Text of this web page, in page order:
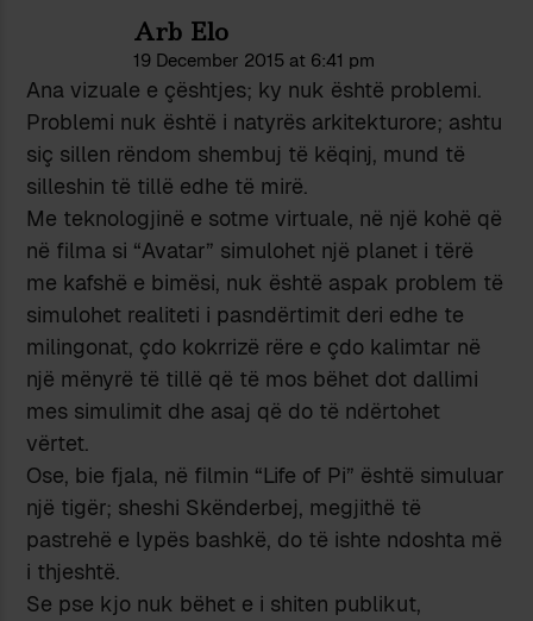
Arb Elo
19 December 2015 at 6:41 pm
Ana vizuale e çështjes; ky nuk është problemi.
Problemi nuk është i natyrës arkitekturore; ashtu
siç sillen rëndom shembuj të këqinj, mund të
silleshin të tillë edhe të mirë.
Me teknologjinë e sotme virtuale, në një kohë që
në filma si “Avatar” simulohet një planet i tërë
me kafshë e bimësi, nuk është aspak problem të
simulohet realiteti i pasndërtimit deri edhe te
milingonat, çdo kokrrizë rëre e çdo kalimtar në
një mënyrë të tillë që të mos bëhet dot dallimi
mes simulimit dhe asaj që do të ndërtohet
vërtet.
Ose, bie fjala, në filmin “Life of Pi” është simuluar
një tigër; sheshi Skënderbej, megjithë të
pastrehë e lypës bashkë, do të ishte ndoshta më
i thjeshtë.
Se pse kjo nuk bëhet e i shiten publikut,